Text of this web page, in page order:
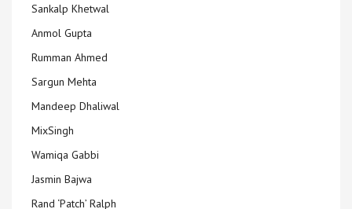
Sankalp Khetwal
Anmol Gupta
Rumman Ahmed
Sargun Mehta
Mandeep Dhaliwal
MixSingh
Wamiqa Gabbi
Jasmin Bajwa
Rand ‘Patch’ Ralph